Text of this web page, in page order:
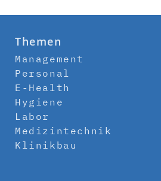
Themen
Management
Personal
E-Health
Hygiene
Labor
Medizintechnik
Klinikbau